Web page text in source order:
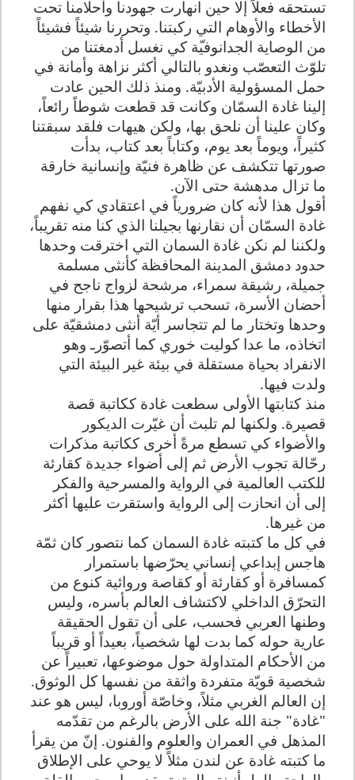
تستحقه فعلاً إلا حين انهارت جهودنا وأحلامنا تحت
الأخطاء والأوهام التي ركبتنا. وتحررنا شيئاً فشيئاً
من الوصاية الجدانوفية كي نغسل أدمغتنا من
تلوّث التعصّب ونغدو بالتالي أكثر نزاهة وأمانة في
حمل المسؤولية الأدبيّة. ومنذ ذلك الحين عادت
إلينا غادة السمّان وكانت قد قطعت شوطاً رائعاً،
وكان علينا أن نلحق بها، ولكن هيهات فلقد سبقتنا
كثيراً، ويوماً بعد يوم، وكتاباً بعد كتاب، بدأت
صورتها تتكشف عن ظاهرة فنيّة وإنسانية خارقة
ما تزال مدهشة حتى الآن.
أقول هذا لأنه كان ضرورياً في اعتقادي كي نفهم
غادة السمّان أن نقارنها بجيلنا الذي كنا منه تقريباً،
ولكننا لم نكن غادة السمان التي اخترقت وحدها
حدود دمشق المدينة المحافظة كأنثى مسلمة
جميلة، رشيقة سمراء، مرشحة لزواج ناجح في
أحضان الأسرة، تسحب ترشيحها هذا بقرار منها
وحدها وتختار ما لم تتجاسر أيّة أنثى دمشقيّة على
اتخاذه، ما عدا كوليت خوري كما أتصوّرـ وهو
الانفراد بحياة مستقلة في بيئة غير البيئة التي
ولدت فيها.
منذ كتابتها الأولى سطعت غادة ككاتبة قصة
قصيرة. ولكنها لم تلبث أن غيّرت الديكور
والأضواء كي تسطع مرةً أخرى ككاتبة مذكرات
رحّالة تجوب الأرض ثم إلى أضواء جديدة كقارئة
للكتب العالمية في الرواية والمسرحية والفكر
إلى أن انحازت إلى الرواية واستقرت عليها أكثر
من غيرها.
في كل ما كتبته غادة السمان كما نتصور كان ثمّة
هاجس إبداعي إنساني يحرّضها باستمرار
كمسافرة أو كقارئة أو كقاصة وروائية كنوع من
التحرّق الداخلي لاكتشاف العالم بأسره، وليس
وطنها العربي فحسب، على أن تقول الحقيقة
عارية حوله كما بدت لها شخصياً، بعيداً أو قريباً
من الأحكام المتداولة حول موضوعها، تعبيراً عن
شخصية قويّة متفردة واثقة من نفسها كل الوثوق.
إن العالم الغربي مثلاً، وخاصّة أوروبا، ليس هو عند
"غادة" جنة الله على الأرض بالرغم من تقدّمه
المذهل في العمران والعلوم والفنون. إنّ من يقرأ
ما كتبته غادة عن لندن مثلاً لا يوحي على الإطلاق